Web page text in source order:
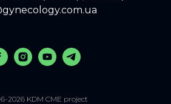
2026 KDM CME project